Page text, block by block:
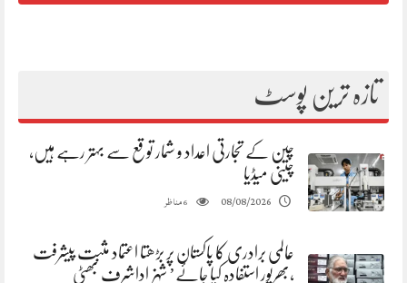
تازہ ترین پوسٹ
چین کے تجارتی اعداد و شمار توقع سے بہتر رہے ہیں،
چینی میڈیا
08/08/2026
6مناظر
عالمی برادری کا پاکستان پر بڑھتا اعتماد مثبت پیشرفت
،بھرپور استفادہ کیا جائے’ شہزاداشرف بھٹی